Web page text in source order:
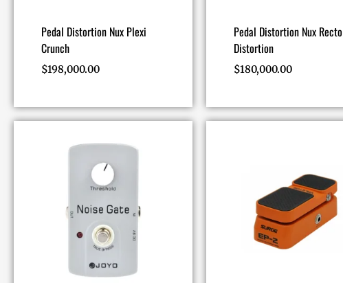
Pedal Distortion Nux Plexi
Crunch
$198,000.00
Pedal Distortion Nux Recto
Distortion
$180,000.00